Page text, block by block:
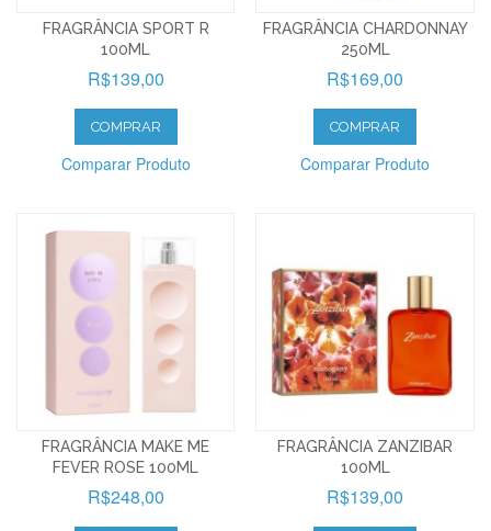
FRAGRÂNCIA SPORT R
100ML
R$139,00
COMPRAR
Comparar Produto
FRAGRÂNCIA CHARDONNAY
250ML
R$169,00
COMPRAR
Comparar Produto
FRAGRÂNCIA MAKE ME
FEVER ROSE 100ML
R$248,00
FRAGRÂNCIA ZANZIBAR
100ML
R$139,00